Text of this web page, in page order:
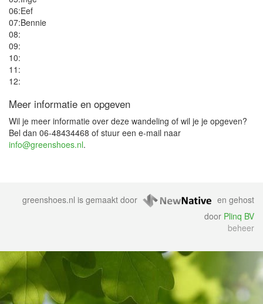
06:Eef
07:Bennie
08:
09:
10:
11:
12:
Meer informatie en opgeven
Wil je meer informatie over deze wandeling of wil je je opgeven?
Bel dan 06-48434468 of stuur een e-mail naar
info@greenshoes.nl.
greenshoes.nl is gemaakt door
en gehost
door Plinq BV
beheer